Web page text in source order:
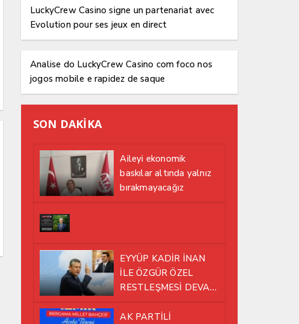
LuckyCrew Casino signe un partenariat avec
Evolution pour ses jeux en direct
Analise do LuckyCrew Casino com foco nos
jogos mobile e rapidez de saque
SON DAKİKA
Aileyi ekonomik
baskılar altında yalnız
bırakmayacağız
EYYÜP KADİR İNAN
İLE ÖZGÜR ÖZEL
RESTLEŞMESİ DEVAM
EDİYOR
AK PARTİLİ